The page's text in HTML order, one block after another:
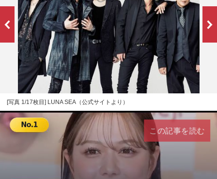
[写真 1/17枚目] LUNA SEA（公式サイトより）
この記事を読む